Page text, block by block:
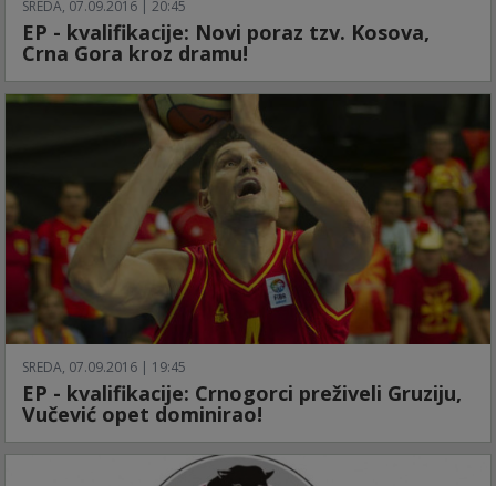
SREDA, 07.09.2016 | 20:45
EP - kvalifikacije: Novi poraz tzv. Kosova,
Crna Gora kroz dramu!
SREDA, 07.09.2016 | 19:45
EP - kvalifikacije: Crnogorci preživeli Gruziju,
Vučević opet dominirao!